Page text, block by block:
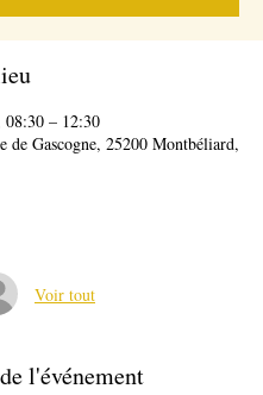
08:30 – 12:30
de Gascogne, 25200 Montbéliard,
Voir tout
l'événement